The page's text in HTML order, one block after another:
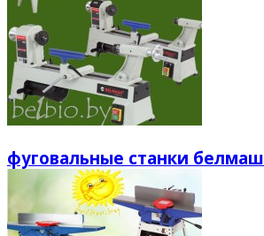
фуговальные станки белмаш